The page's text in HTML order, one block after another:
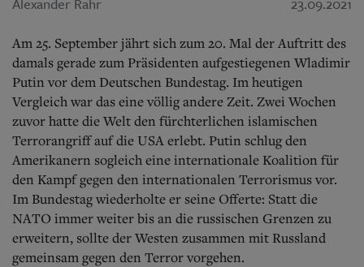
Aktuelle Ausgabe
Abonnenten-Login
Abonnent werden
Abo Prämien
Archiv
Mediadaten
Kontakt
Impressum
Datenschutz
Am 25. September jährt sich zum 20. Mal der Auftritt des
damals gerade zum Präsidenten aufgestiegenen Wladimir
Putin vor dem Deutschen Bundestag. Im heutigen
Vergleich war das eine völlig andere Zeit. Zwei Wochen
zuvor hatte die Welt den fürchterlichen islamischen
Terrorangriff auf die USA erlebt. Putin schlug den
Amerikanern sogleich eine internationale Koalition für
den Kampf gegen den internationalen Terrorismus vor.
Im Bundestag wiederholte er seine Offerte: Statt die
NATO immer weiter bis an die russischen Grenzen zu
erweitern, sollte der Westen zusammen mit Russland
gemeinsam gegen den Terror vorgehen.